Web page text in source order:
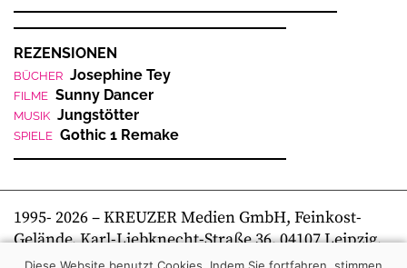
REZENSIONEN
BÜCHER Josephine Tey
FILME Sunny Dancer
MUSIK Jungstötter
SPIELE Gothic 1 Remake
1995- 2026– KREUZER Medien GmbH, Feinkost-
Gelände, Karl-Liebknecht-Straße 36, 04107 Leipzig,
Telefon +49 341 269 80 0 | kreuzer online